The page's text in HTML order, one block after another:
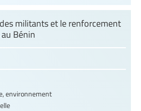
militants et le renforcement
Bénin
environnement